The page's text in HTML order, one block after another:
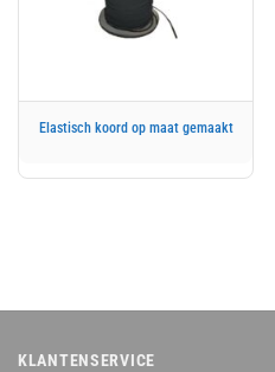
Elastisch koord op maat gemaakt
KLANTENSERVICE